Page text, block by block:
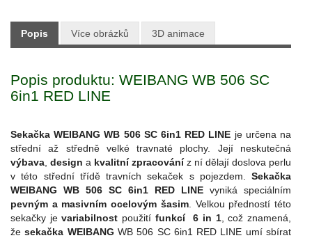
Popis Více obrázků 3D animace
Popis produktu: WEIBANG WB 506 SC
6in1 RED LINE
Sekačka WEIBANG WB 506 SC 6in1 RED LINE je určena na
střední až středně velké travnaté plochy. Její neskutečná
výbava design a kvalitní zpracováníz ní dělají doslova perlu
v této střední třídě travních sekaček s pojezdem. Sekačka
WEIBANG WB 506 SC 6in1 RED LINE vyniká speciálním
pevným a masivním ocelovým šasim. Velkou předností této
sekačky jevariabilnost použití funkcí 6 in 1, což znamená,
že sekačka WEIBANG WB 506 SC 6in1 RED LINE umí sbírat